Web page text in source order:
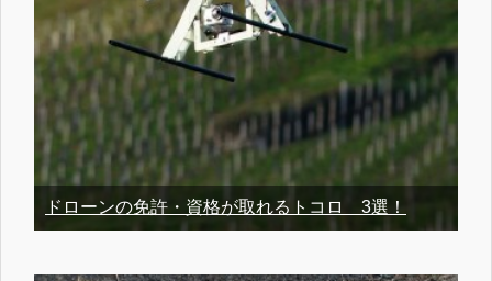
ドローンの免許・資格が取れるトコロ 3選！